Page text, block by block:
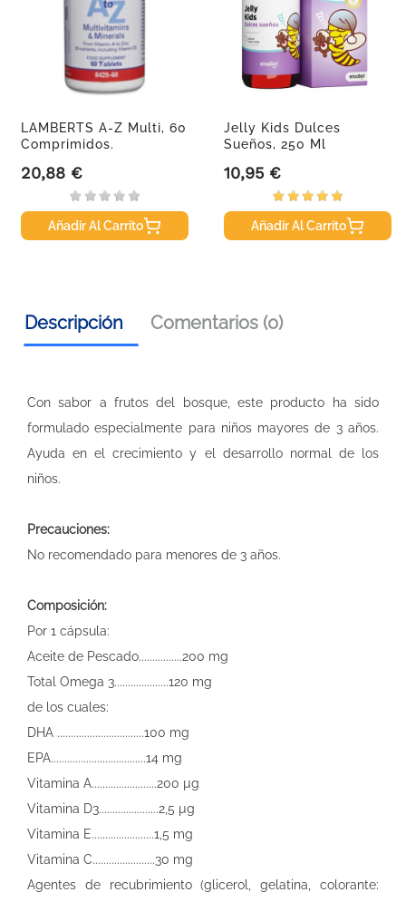
LAMBERTS A-Z Multi, 60
Comprimidos.
Precio
20,88 €
Añadir Al Carrito
Jelly Kids Dulces
Sueños, 250 Ml
Precio
10,95 €
Añadir Al Carrito
Descripción Comentarios (0)
Con sabor a frutos del bosque, este producto ha sido
formulado especialmente para niños mayores de 3 años.
Ayuda en el crecimiento y el desarrollo normal de los
niños.
Precauciones:
No recomendado para menores de 3 años.
Composición:
Por 1 cápsula:
Aceite de Pescado................200 mg
Total Omega 3....................120 mg
de los cuales:
DHA ................................100 mg
EPA...................................14 mg
Vitamina A........................200 µg
Vitamina D3......................2,5 µg
Vitamina E.......................1,5 mg
Vitamina C.......................30 mg
Agentes de recubrimiento (glicerol, gelatina, colorante: